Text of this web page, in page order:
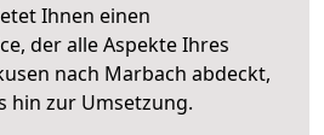
Ihnen einen
der alle Aspekte Ihres
nach Marbach abdeckt,
hin zur Umsetzung.